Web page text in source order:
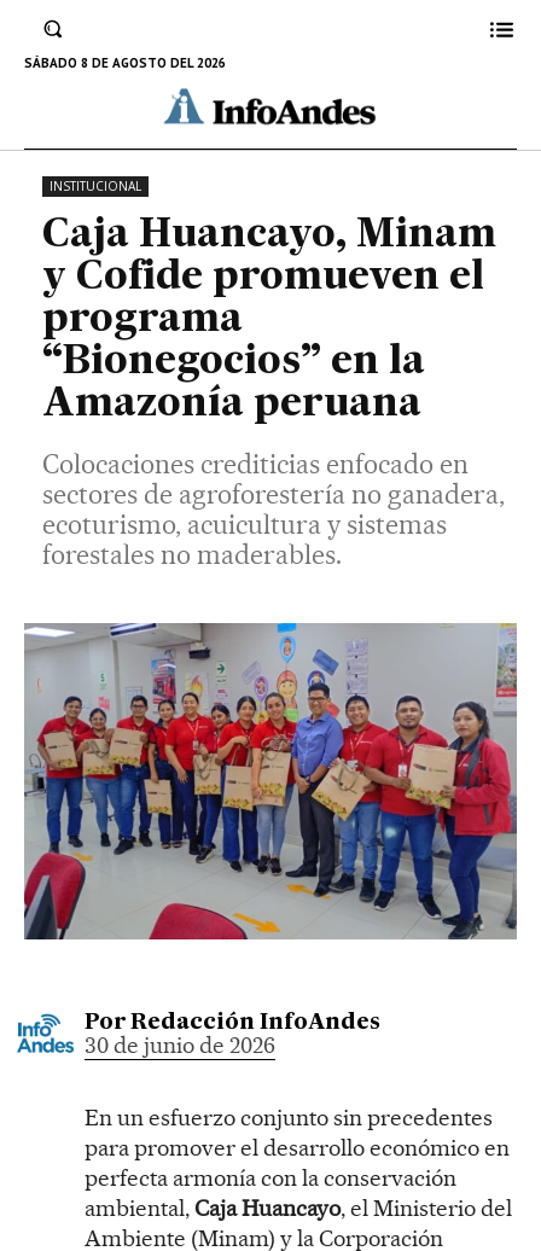
SÁBADO 8 DE AGOSTO DEL 2026
de agroforestería no ganadera, ecoturismo,
maderables.
30 DE JUNIO DE 2026
INSTITUCIONAL
Caja Huancayo, Minam
y Cofide promueven el
programa
“Bionegocios” en la
Amazonía peruana
Colocaciones crediticias enfocado en
sectores de agroforestería no ganadera,
ecoturismo, acuicultura y sistemas
forestales no maderables.
Por Redacción InfoAndes
30 de junio de 2026
En un esfuerzo conjunto sin precedentes
para promover el desarrollo económico en
perfecta armonía con la conservación
ambiental,Caja Huancayo, el Ministerio del
Ambiente (Minam) y la Corporación